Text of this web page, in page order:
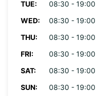
TUE:
08:30 - 19:00
WED:
08:30 - 19:00
THU:
08:30 - 19:00
FRI:
08:30 - 19:00
SAT:
08:30 - 19:00
SUN:
08:30 - 19:00